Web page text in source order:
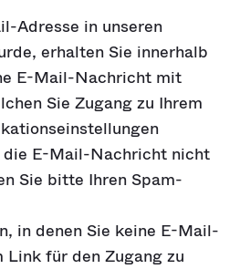
Adresse in unseren
erhalten Sie innerhalb
E-Mail-Nachricht mit
Sie Zugang zu Ihrem
die E-Mail-Nachricht nicht
Sie bitte Ihren Spam-
in denen Sie keine E-Mail-
für den Zugang zu